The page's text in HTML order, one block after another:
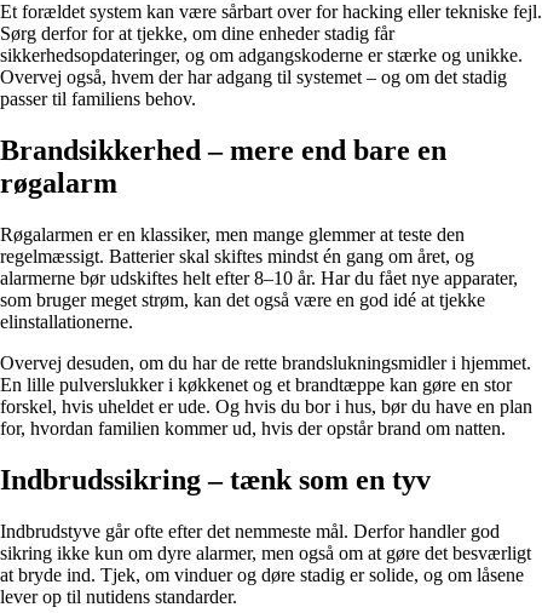
Et forældet system kan være sårbart over for hacking eller tekniske fejl.
Sørg derfor for at tjekke, om dine enheder stadig får
sikkerhedsopdateringer, og om adgangskoderne er stærke og unikke.
Overvej også, hvem der har adgang til systemet – og om det stadig
passer til familiens behov.
Brandsikkerhed – mere end bare en
røgalarm
Røgalarmen er en klassiker, men mange glemmer at teste den
regelmæssigt. Batterier skal skiftes mindst én gang om året, og
alarmerne bør udskiftes helt efter 8–10 år. Har du fået nye apparater,
som bruger meget strøm, kan det også være en god idé at tjekke
elinstallationerne.
Overvej desuden, om du har de rette brandslukningsmidler i hjemmet.
En lille pulverslukker i køkkenet og et brandtæppe kan gøre en stor
forskel, hvis uheldet er ude. Og hvis du bor i hus, bør du have en plan
for, hvordan familien kommer ud, hvis der opstår brand om natten.
Indbrudssikring – tænk som en tyv
Indbrudstyve går ofte efter det nemmeste mål. Derfor handler god
sikring ikke kun om dyre alarmer, men også om at gøre det besværligt
at bryde ind. Tjek, om vinduer og døre stadig er solide, og om låsene
lever op til nutidens standarder.